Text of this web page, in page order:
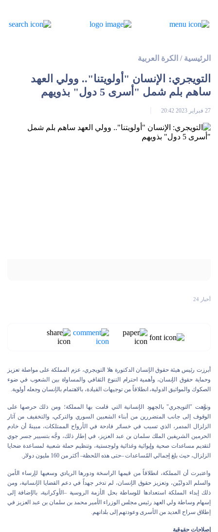
الرئيسية / الكرة العربية
التويجري: الإنسان "أولويتنا".. وولي العهد
ساهم بلم شمل "أسرى 5 دول" بذويهم
27 فبراير 2023 20:42
أخبار 24
أبرزت رئيس هيئة حقوق الإنسان الدكتورة هلا التويجري، عزم المملكة على مواصلة تعزيز
وحماية حقوق الإنسان، وأهمية احترام التنوع الثقافي والمساواة بين الشعوب في ضوء
الصكوك والمواثيق الدولية، انطلاقاً من توجيهات القيادة، بالاهتمام بالإنسان وجعله أولوية.
ونوَّهت "التويجري" بالجهود الإنسانية التي قامت بها المملكة؛ ومن ذلك حرصها على
الوقوف إلى جانب المتضررين من أبناء الشعبين السوري والتركي، والتخفيف من آثار
الزلزال المدمر، الذي تسبب في خسائر فادحة في الأرواح الممتلكات، مبينةً أن خادم
الحرمين الشريفين الملك سلمان بن عبد العزيز، في إطار ذلك، وجَّه بتسيير جسر جوي
لتقديم مساعدات صحية وإيوائية وغذائية ولوجستية، وتنظيم حملة شعبية لمساعدة ضحايا
الزلزال، حيث بلغ إجمالي المُساعدات –حتى هذه اللحظة– أكثر من 160 مليون دولار.
واعتبرت أن المملكة، انطلاقاً من قيمها الراسخة ودورها الريادي وسعيها لإرساء الأمن
والسلم الدوليّين، وتعزيز حقوق الإنسان، لم تدخر جهداً في دعم القضايا الإنسانية، ومن
ذلك إبداء المملكة استعدادها للوساطة بحل الأزمة الروسية –الأوكرانية، بالإضافة إلى
إسهام وساطة ولي العهد رئيس مجلس الوزراء الأمير محمد بن سلمان بن عبد العزيز في
إطلاق سراح العديد من الأسرى وعودتهم إلى بلدانهم.
إصلاحات حقوقية